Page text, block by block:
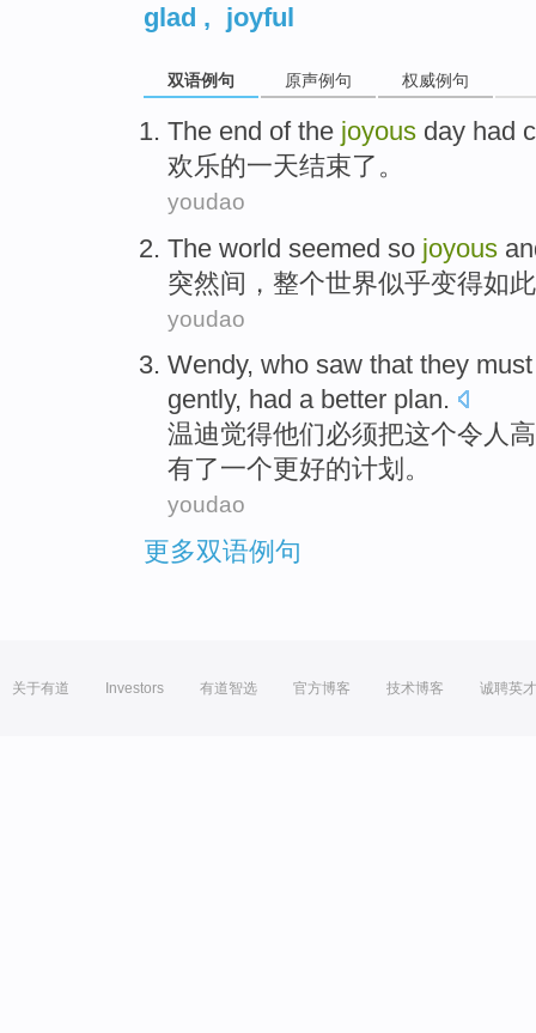
glad , joyful
双语例句 原声例句 权威例句
The end ofthe joyous day had
欢乐的一天结束了 。
youdao
The world seemed so joyous
突然间 ， 整个世界似乎变得如此
youdao
Wendy, who saw that they must
gently, had a better plan.
温迪觉得他们必须把这个令人
有了一个更好的计划 。
youdao
更多双语例句
关于有道 Investors 有道智选 官方博客 技术博客 诚聘英才